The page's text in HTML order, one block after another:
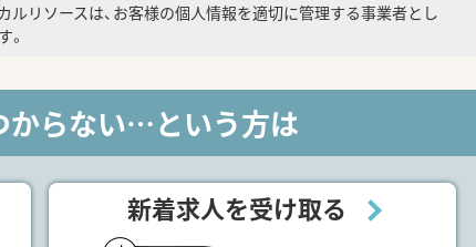
ルリソースは、お客様の個人情報を適切に管理する事業者とし
。
からない…という方は
新着求人を受け取る